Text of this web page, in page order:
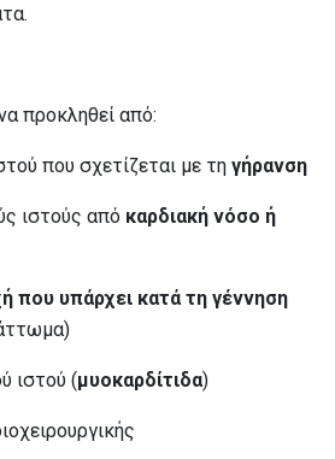
προκληθεί από:
που σχετίζεται με τη γήρανση
ιστούς από καρδιακή νόσο ή
που υπάρχει κατά τη γέννηση
ιστού (μυοκαρδίτιδα)